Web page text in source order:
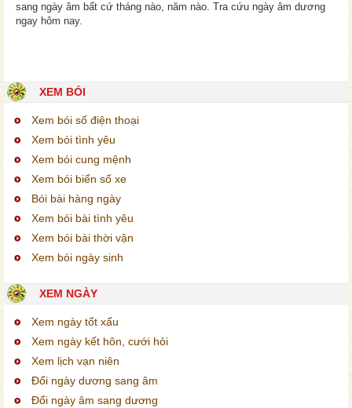
sang ngày âm bất cứ tháng nào, năm nào. Tra cứu ngày âm dương
ngay hôm nay.
XEM BÓI
Xem bói số điện thoại
Xem bói tình yêu
Xem bói cung mệnh
Xem bói biển số xe
Bói bài hàng ngày
Xem bói bài tình yêu
Xem bói bài thời vận
Xem bói ngày sinh
XEM NGÀY
Xem ngày tốt xấu
Xem ngày kết hôn, cưới hỏi
Xem lịch vạn niên
Đổi ngày dương sang âm
Đổi ngày âm sang dương